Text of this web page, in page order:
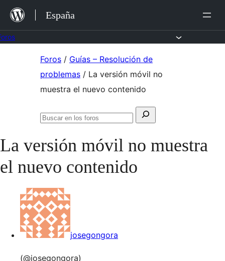
Saltar
contenido
España
Foros / Guías – Resolución de
problemas / La versión móvil no
muestra el nuevo contenido
Buscar:
Buscar
foros
La versión móvil no muestra
el nuevo contenido
josegongora
(@josegongora)